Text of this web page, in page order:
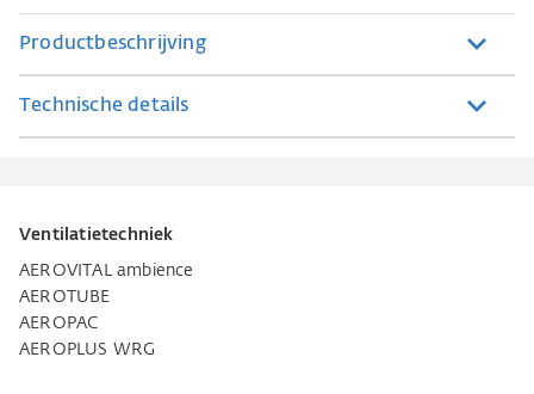
Productbeschrijving
Technische details
Ventilatietechniek
AEROVITAL ambience
AEROTUBE
AEROPAC
AEROPLUS WRG